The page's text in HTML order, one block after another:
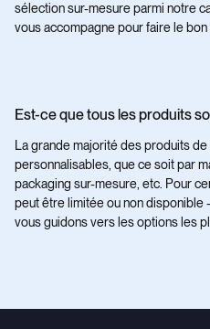
sélection sur-mesure parmi notre
vous accompagne pour faire le
Est-ce que tous les produits
La grande majorité des produits
personnalisables, que ce soit par
packaging sur-mesure, etc. Pour
peut être limitée ou non
vous guidons vers les options les